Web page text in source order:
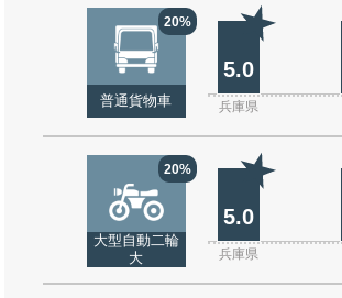
20%
普通貨物車
5.0
兵庫県
20%
大型自動二輪
大
5.0
兵庫県